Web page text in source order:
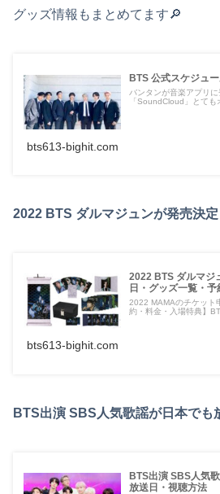
グッズ情報もまとめてます🔎
BTS 公式スケジュー
バンタンが音楽アプリ
「SoundCloud」とても
bts613-bighit.com
2022 BTS ダルマジュンが発売決定
2022 BTS ダルマジ
日・グッズ一覧・予
2022 MAMAのチケット
約・料金・入場特典】
bts613-bighit.com
BTS出演 SBS人気歌謡が日本でも
BTS出演 SBS人気
放送日・視聴方法